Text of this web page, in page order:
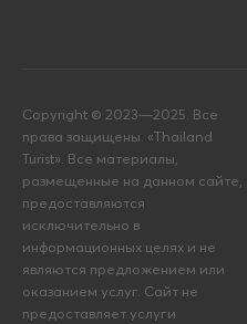
Copyright © 2023—2025. Все
права защищены. «Thailand
Turist». Все материалы,
размещенные на данном сайте,
предоставляются
исключительно в
информационных целях и не
являются предложением или
оказанием услуг. Сайт не
предоставляет услуги